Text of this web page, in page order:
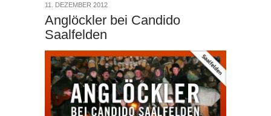
Anglöckler bei Candido
Saalfelden
11. DEZEMBER 2012